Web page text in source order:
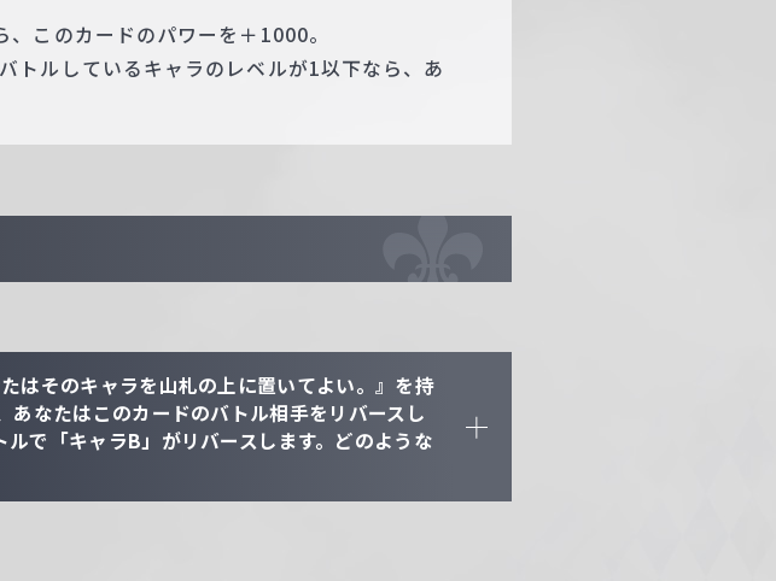
このカードのパワーを＋1000。
トルしているキャラのレベルが1以下なら、あ
はそのキャラを山札の上に置いてよい。』を持
なたはこのカードのバトル相手をリバースし
で「キャラB」がリバースします。どのような